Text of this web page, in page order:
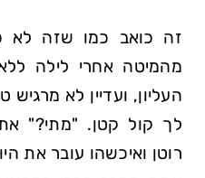
זה כואב כמו שזה
מהמיטה אחרי לילה
העליון, ועדיין לא מרגיש
לך קול קטן.
מתי?
רוטן ואיכשהו עובר את